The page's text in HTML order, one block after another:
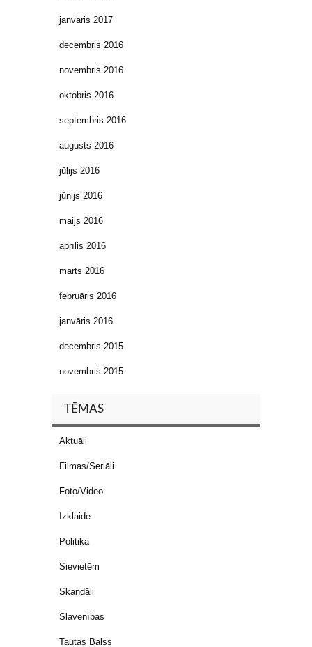
janvāris 2017
decembris 2016
novembris 2016
oktobris 2016
septembris 2016
augusts 2016
jūlijs 2016
jūnijs 2016
maijs 2016
aprīlis 2016
marts 2016
februāris 2016
janvāris 2016
decembris 2015
novembris 2015
TĒMAS
Aktuāli
Filmas/Seriāli
Foto/Video
Izklaide
Politika
Sievietēm
Skandāli
Slavenības
Tautas Balss